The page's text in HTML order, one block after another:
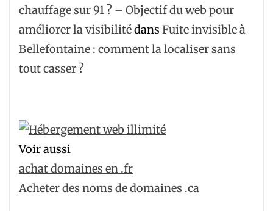
chauffage sur 91 ? – Objectif du web pour
améliorer la visibilitédans Fuite invisible à
Bellefontaine : comment la localiser sans
tout casser ?
Voir aussi
achat domaines en .fr
Acheter des noms de domaines .ca